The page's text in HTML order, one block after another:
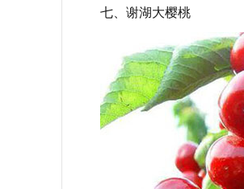
七、谢湖大樱桃